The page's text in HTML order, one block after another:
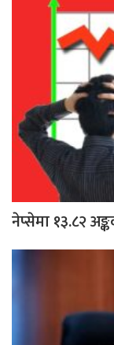
नेप्सेमा १३.८२